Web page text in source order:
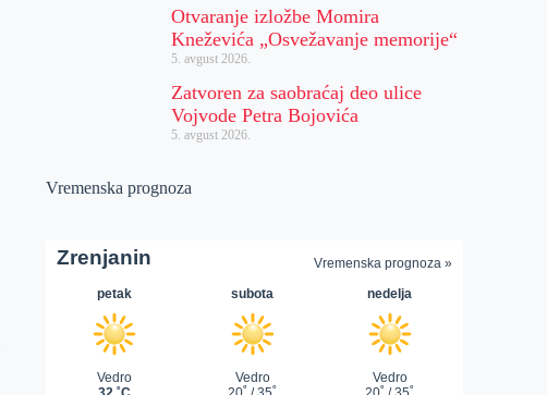
Otvaranje izložbe Momira
Kneževića „Osvežavanje memorije“
5. avgust 2026.
Zatvoren za saobraćaj deo ulice
Vojvode Petra Bojovića
5. avgust 2026.
Vremenska prognoza